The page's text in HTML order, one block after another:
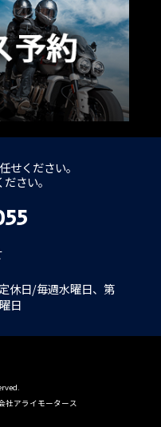
せください。
さい。
休日/毎週水曜日、第
日
社アライモータース